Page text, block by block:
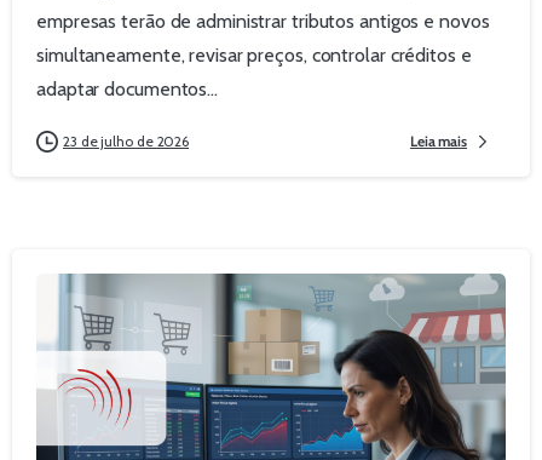
empresas terão de administrar tributos antigos e novos
simultaneamente, revisar preços, controlar créditos e
adaptar documentos...
23 de julho de 2026 Leia mais